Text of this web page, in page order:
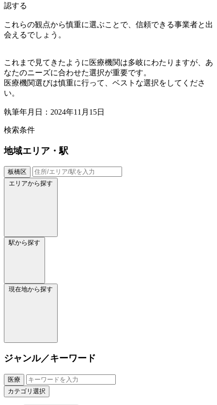
認する
これらの観点から慎重に選ぶことで、信頼できる事業者と出
会えるでしょう。
これまで見てきたように医療機関は多岐にわたりますが、あ
なたのニーズに合わせた選択が重要です。
医療機関選びは慎重に行って、ベストな選択をしてくださ
い。
執筆年月日：2024年11月15日
検索条件
地域エリア・駅
板橋区
エリアから探す
駅から探す
現在地から探す
ジャンル／キーワード
医療
カテゴリ選択